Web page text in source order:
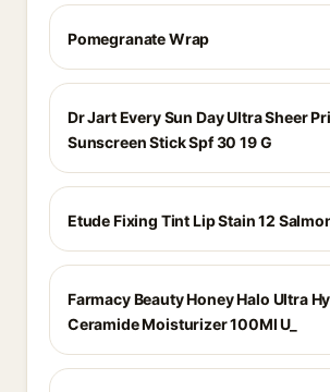
Pomegranate Wrap
Dr Jart Every Sun Day Ultra Sheer
Sunscreen Stick Spf 30 19 G
Etude Fixing Tint Lip Stain 12
Farmacy Beauty Honey Halo Ultra
Ceramide Moisturizer 100Ml U_